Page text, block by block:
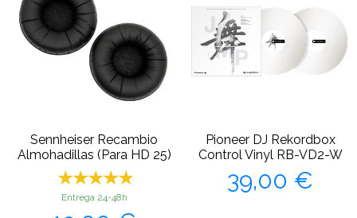
Sennheiser Recambio
Almohadillas (Para HD 25)
Entrega 24-48h
Pioneer DJ Rekordbox
Control Vinyl RB-VD2-W
Precio
39,00 €